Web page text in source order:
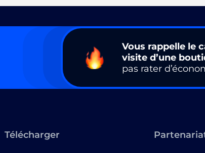
Vous rappelle le
visite d’une
pas rater
Télécharger